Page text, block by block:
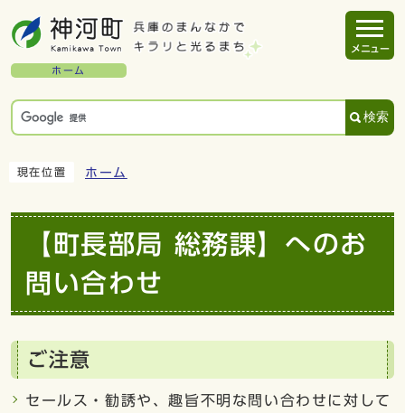
ホーム
検索
メニュー
現在位置 ホーム
【町長部局 総務課】へのお
問い合わせ
ご注意
セールス・勧誘や、趣旨不明な問い合わせに対して